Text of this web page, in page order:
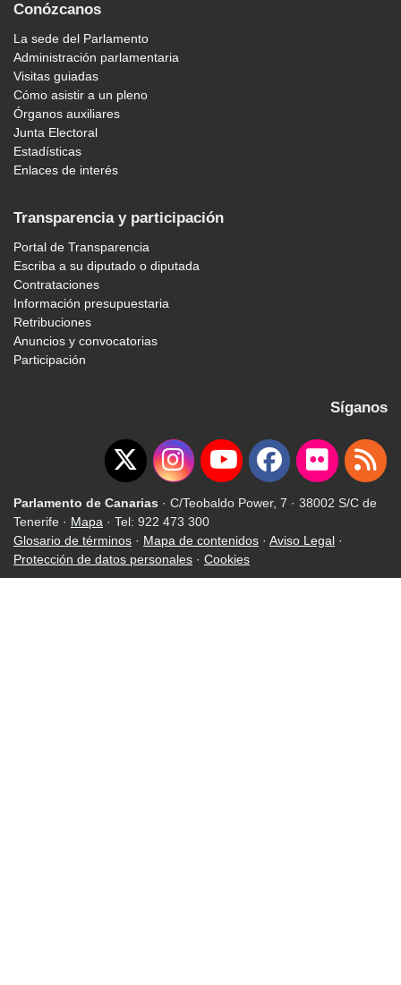
Conózcanos
La sede del Parlamento
Administración parlamentaria
Visitas guiadas
Cómo asistir a un pleno
Órganos auxiliares
Junta Electoral
Estadísticas
Enlaces de interés
Transparencia y participación
Portal de Transparencia
Escriba a su diputado o diputada
Contrataciones
Información presupuestaria
Retribuciones
Anuncios y convocatorias
Participación
Síganos
Parlamento de Canarias · C/Teobaldo Power, 7 · 38002 S/C de
Tenerife · Mapa · Tel: 922 473 300
Glosario de términos · Mapa de contenidos · Aviso Legal ·
Protección de datos personales · Cookies